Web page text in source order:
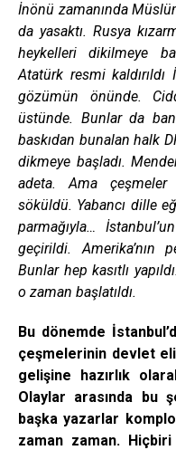
İnönü zamanında
da yasaktı. Rusya
heykelleri dikilmeye
Atatürk resmi
gözümün önünde.
üstünde. Bunlar da
baskıdan bunalan halk
dikmeye başladı.
adeta. Ama çeşmeler
söküldü. Yabancı dille
parmağıyla…
geçirildi. Amerika’nın
Bunlar hep kasıtlı
o zaman başlatıldı.
Bu dönemde
çeşmelerinin devlet
gelişine hazırlık
Olaylar arasında bu
başka yazarlar
zaman zaman.